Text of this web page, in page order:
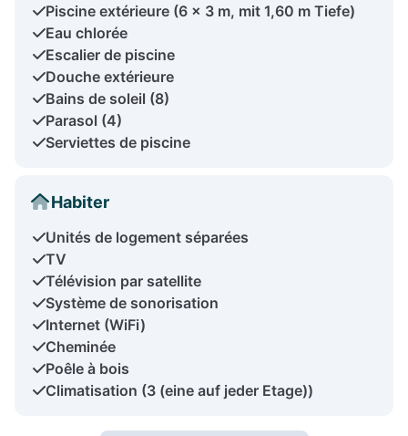
Piscine extérieure (6 x 3 m, mit 1,60 m Tiefe)
Eau chlorée
Escalier de piscine
Douche extérieure
Bains de soleil (8)
Parasol (4)
Serviettes de piscine
Habiter
Unités de logement séparées
TV
Télévision par satellite
Système de sonorisation
Internet (WiFi)
Cheminée
Poêle à bois
Climatisation (3 (eine auf jeder Etage))